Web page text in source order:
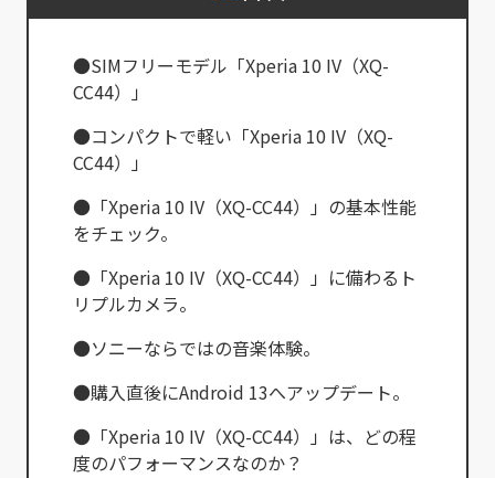
●SIMフリーモデル「Xperia 10 IV（XQ-
CC44）」
●コンパクトで軽い「Xperia 10 IV（XQ-
CC44）」
●「Xperia 10 IV（XQ-CC44）」の基本性能
をチェック。
●「Xperia 10 IV（XQ-CC44）」に備わるト
リプルカメラ。
●ソニーならではの音楽体験。
●購入直後にAndroid 13へアップデート。
●「Xperia 10 IV（XQ-CC44）」は、どの程
度のパフォーマンスなのか？